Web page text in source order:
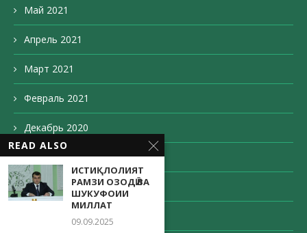
Май 2021
Апрель 2021
Март 2021
Февраль 2021
Декабрь 2020
Ноябрь 2020
Октябрь 2020
Сентябрь 2020
READ ALSO
ИСТИҚЛОЛИЯТ
РАМЗИ ОЗОДӢ ВА
ШУКУФОИИ
МИЛЛАТ
09.09.2025